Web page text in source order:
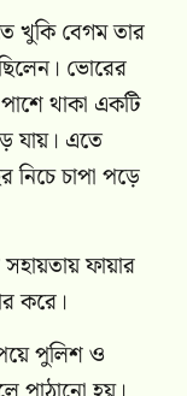
খুকি বেগম তার
ভোরের
থাকা একটি
যায়। এতে
নিচে চাপা পড়ে
ফায়ার
করে।
পুলিশ ও